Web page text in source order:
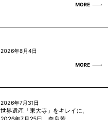
MORE
2026年8月4日
MORE
2026年7月31日
世界遺産「東大寺」をキレイに。